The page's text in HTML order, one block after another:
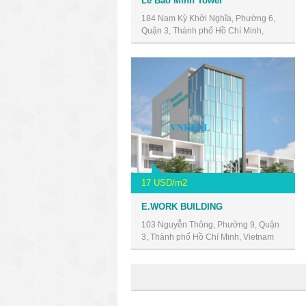
184 Nam Kỳ Khởi Nghĩa, Phường 6,
Quận 3, Thành phố Hồ Chí Minh,
Vietnam
17 USD/m2
E.WORK BUILDING
103 Nguyễn Thông, Phường 9, Quận
3, Thành phố Hồ Chí Minh, Vietnam